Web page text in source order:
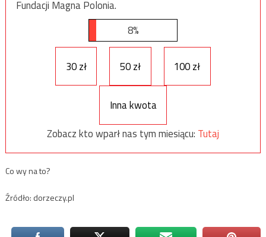
Fundacji Magna Polonia.
8%
30 zł 50 zł 100 zł
Inna kwota
Zobacz kto wparł nas tym miesiącu: Tutaj
Co wy na to?
Źródło: dorzeczy.pl